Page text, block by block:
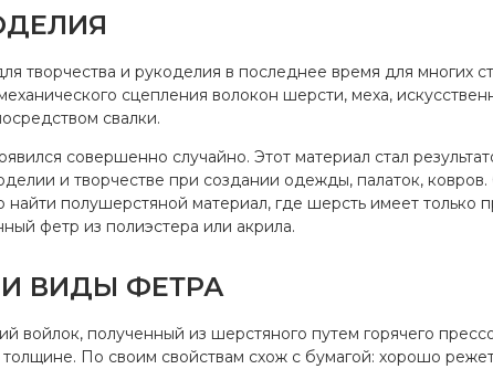
творчества и рукоделия в последнее время для многих
сцепления волокон шерсти, меха,
свалки.
совершенно случайно. Этот материал стал
и творчестве при создании одежды, палаток,
найти полушерстяной материал, где шерсть имеет
фетр из полиэстера или акрила.
ВИДЫ ФЕТРА
войлок, полученный из шерстяного путем горячего
толщине. По своим свойствам схож с бумагой: хорошо